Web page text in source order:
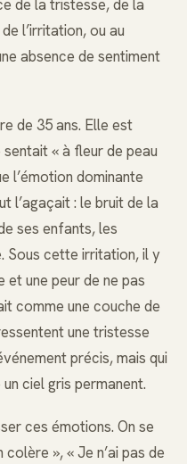
de la tristesse, de la
l’irritation, ou au
absence de sentiment
de 35 ans. Elle est
« à fleur de peau
l’émotion dominante
l’agaçait : le bruit de la
ses enfants, les
Sous cette irritation, il y
une peur de ne pas
comme une couche de
une tristesse
précis, mais qui
ciel gris permanent.
ces émotions. On se
», « Je n’ai pas de